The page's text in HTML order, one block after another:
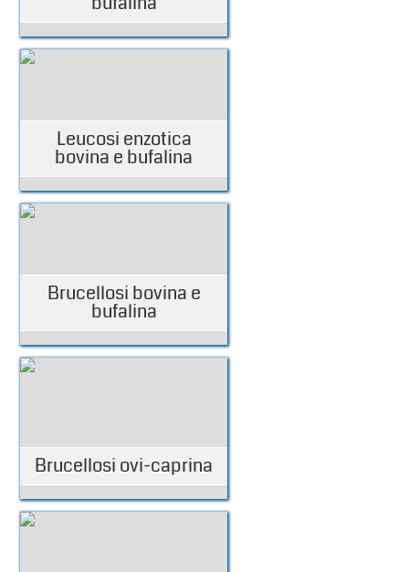
Leucosi enzotica
bovina e bufalina
Brucellosi bovina e
bufalina
Brucellosi ovi-caprina